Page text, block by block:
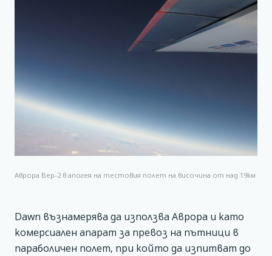
Аврора Вер-2 в апогея на тестовия полет на височина от над 19км
Dawn възнамерява да използва Аврора и като
комерсиален апарат за превоз на пътници в
параболичен полет, при който да изпитват до